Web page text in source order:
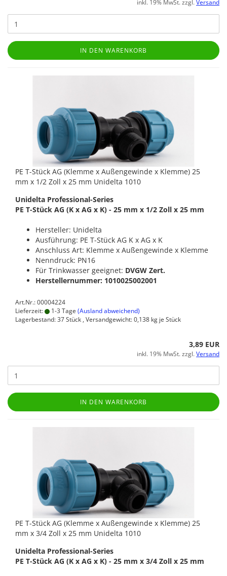
inkl. 19% MwSt. zzgl.Versand
IN DEN WARENKORB
PE T-Stück AG (Klemme x Außengewinde x Klemme) 25
mm x 1/2 Zoll x 25 mm Unidelta 1010
Unidelta Professional-Series
PE T-Stück AG (K x AG x K) - 25 mm x 1/2 Zoll x 25 mm
Hersteller: Unidelta
Ausführung: PE T-Stück AG K x AG x K
Anschluss Art: Klemme x Außengewinde x Klemme
Nenndruck: PN16
Für Trinkwasser geeignet: DVGW Zert.
Herstellernummer: 1010025002001
Art.Nr.: 00004224
Lieferzeit:
1-3 Tage (Ausland abweichend)
Lagerbestand: 37 Stück , Versandgewicht:0,138 kg je Stück
3,89 EUR
inkl. 19% MwSt. zzgl.Versand
IN DEN WARENKORB
PE T-Stück AG (Klemme x Außengewinde x Klemme) 25
mm x 3/4 Zoll x 25 mm Unidelta 1010
Unidelta Professional-Series
PE T-Stück AG (K x AG x K) - 25 mm x 3/4 Zoll x 25 mm